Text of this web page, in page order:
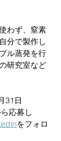
わず、窒素
分で製作し
ル蒸発を行
研究室など
31日
応募し
をフォロ